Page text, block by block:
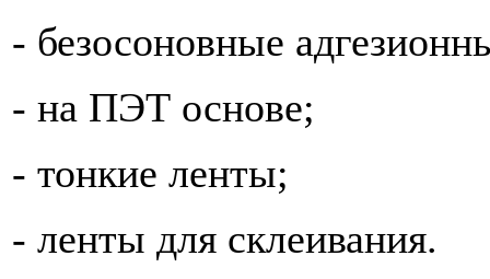
- безосоновные
- на ПЭТ основе;
- тонкие ленты;
- ленты для склеивания.